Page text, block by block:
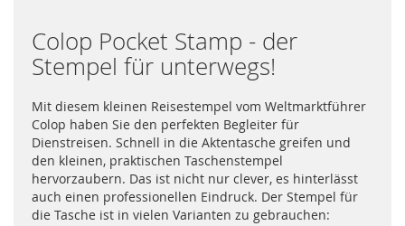
Colop Pocket Stamp - der
Stempel für unterwegs!
Mit diesem kleinen Reisestempel vom Weltmarktführer
Colop haben Sie den perfekten Begleiter für
Dienstreisen. Schnell in die Aktentasche greifen und
den kleinen, praktischen Taschenstempel
hervorzaubern. Das ist nicht nur clever, es hinterlässt
auch einen professionellen Eindruck. Der Stempel für
die Tasche ist in vielen Varianten zu gebrauchen: